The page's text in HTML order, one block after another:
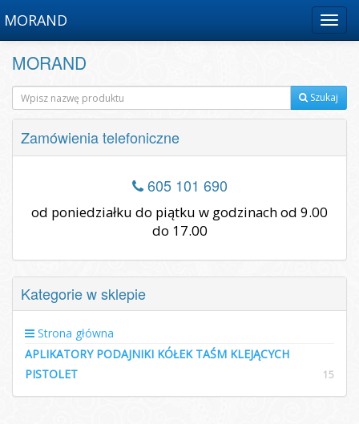
Menu
MORAND
MORAND
Szukaj
Zamówienia telefoniczne
605 101 690
od poniedziałku do piątku w godzinach od 9.00
do 17.00
Kategorie w sklepie
Strona główna
APLIKATORY PODAJNIKI KÓŁEK TAŚM KLEJĄCYCH
PISTOLET
15